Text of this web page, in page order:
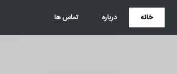
خانه درباره تماس ها